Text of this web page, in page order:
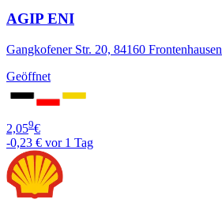
AGIP ENI
Gangkofener Str. 20, 84160 Frontenhausen
Geöffnet
2,059€
-0,23 € vor 1 Tag